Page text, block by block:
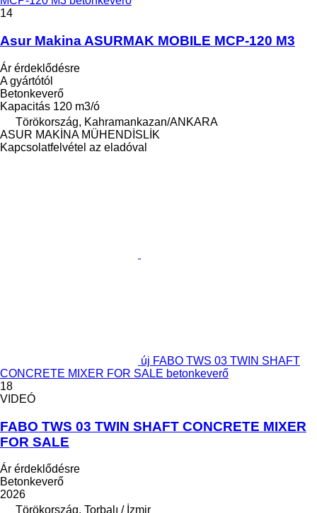
14
Asur Makina ASURMAK MOBILE MCP-120 M3
Ár érdeklődésre
A gyártótól
Betonkeverő
Kapacitás 120 m3/ó
Törökország, Kahramankazan/ANKARA
ASUR MAKİNA MÜHENDİSLİK
Kapcsolatfelvétel az eladóval
új FABO TWS 03 TWIN SHAFT
CONCRETE MIXER FOR SALE betonkeverő
18
VIDEÓ
FABO TWS 03 TWIN SHAFT CONCRETE MIXER
FOR SALE
Ár érdeklődésre
Betonkeverő
2026
Törökország, Torbalı / İzmir